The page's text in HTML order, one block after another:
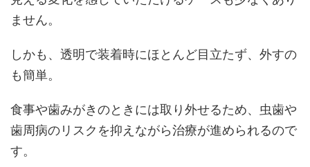
ません。
しかも、透明で装着時にほとんど目立たず、外すの
も簡単。
食事や歯みがきのときには取り外せるため、虫歯や
歯周病のリスクを抑えながら治療が進められるので
す。